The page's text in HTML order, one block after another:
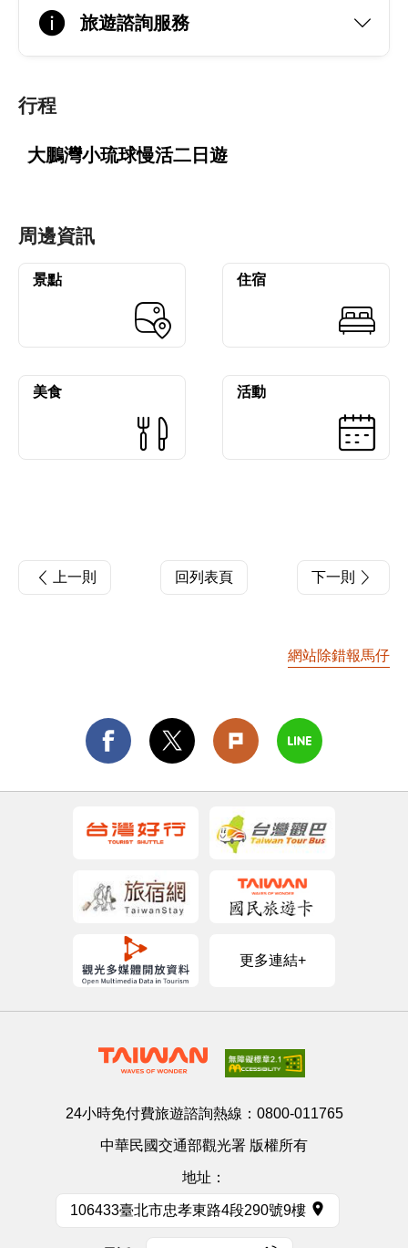
旅遊諮詢服務
行程
大鵬灣小琉球慢活二日遊
周邊資訊
景點 住宿
美食 活動
上一則 回列表頁 下一則
網站除錯報馬仔
更多連結+
24小時免付費旅遊諮詢熱線： 0800-011765
中華民國交通部觀光署 版權所有
地址：
106433臺北市忠孝東路4段290號9樓